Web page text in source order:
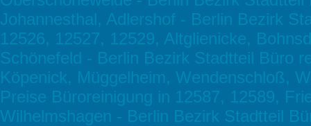
Johannesthal, Adlershof - Berlin Bezirk
12526, 12527, 12529, Altglienicke,
Schönefeld - Berlin Bezirk Stadtteil Büro
Köpenick, Müggelheim, Wendenschloß,
Preise Büroreinigung in 12587, 12589,
Wilhelmshagen - Berlin Bezirk Stadtteil